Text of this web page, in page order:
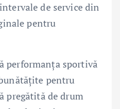
de service din
pentru
performanța sportivă
pentru
pregătită de drum